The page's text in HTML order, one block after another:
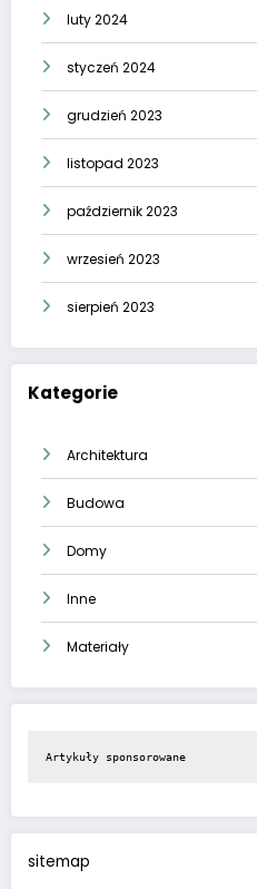
luty 2024
styczeń 2024
grudzień 2023
listopad 2023
październik 2023
wrzesień 2023
sierpień 2023
Kategorie
Architektura
Budowa
Domy
Inne
Materiały
Artykuły sponsorowane
sitemap